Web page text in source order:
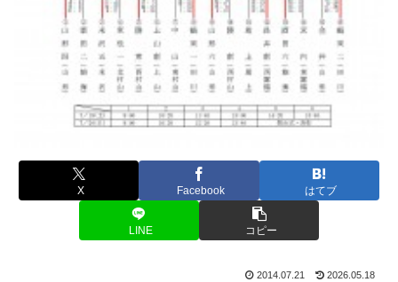
X Facebook はてブ
LINE コピー
2014.07.21 2026.05.18